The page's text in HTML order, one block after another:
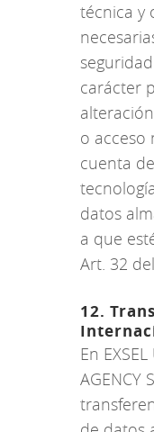
técnica y
carácter
o acceso
cuenta
datos
a que
Art. 32
12.
En
AGENCY